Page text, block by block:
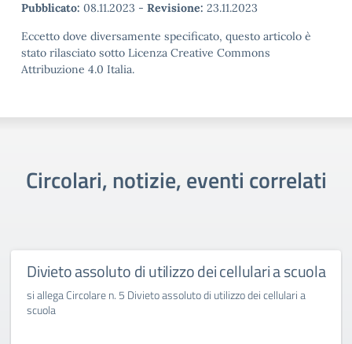
Pubblicato: 08.11.2023 - Revisione: 23.11.2023
Eccetto dove diversamente specificato, questo articolo è
stato rilasciato sotto Licenza Creative Commons
Attribuzione 4.0 Italia.
Circolari, notizie, eventi correlati
Divieto assoluto di utilizzo dei cellulari a scuola
si allega Circolare n. 5 Divieto assoluto di utilizzo dei cellulari a
scuola